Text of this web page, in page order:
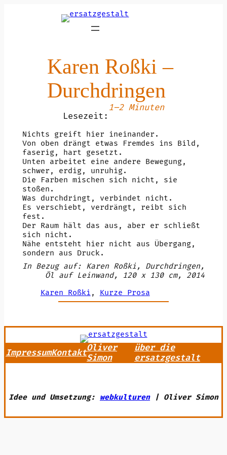
Karen Roßki –
Durchdringen
Lesezeit:
1–2 Minuten
Nichts greift hier ineinander.
Von oben drängt etwas Fremdes ins Bild,
faserig, hart gesetzt.
Unten arbeitet eine andere Bewegung,
schwer, erdig, unruhig.
Die Farben mischen sich nicht, sie
stoßen.
Was durchdringt, verbindet nicht.
Es verschiebt, verdrängt, reibt sich
fest.
Der Raum hält das aus, aber er schließt
sich nicht.
Nähe entsteht hier nicht aus Übergang,
sondern aus Druck.
In Bezug auf: Karen Roßki, Durchdringen,
Öl auf Leinwand, 120 x 130 cm, 2014
Karen Roßki , Kurze Prosa
ImpressumKontaktOliver
Simon
über die
ersatzgestalt
Idee und Umsetzung: webkulturen| Oliver Simon